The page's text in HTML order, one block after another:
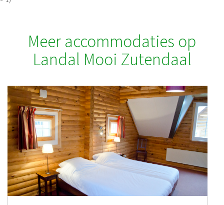
Meer accommodaties op
Landal Mooi Zutendaal